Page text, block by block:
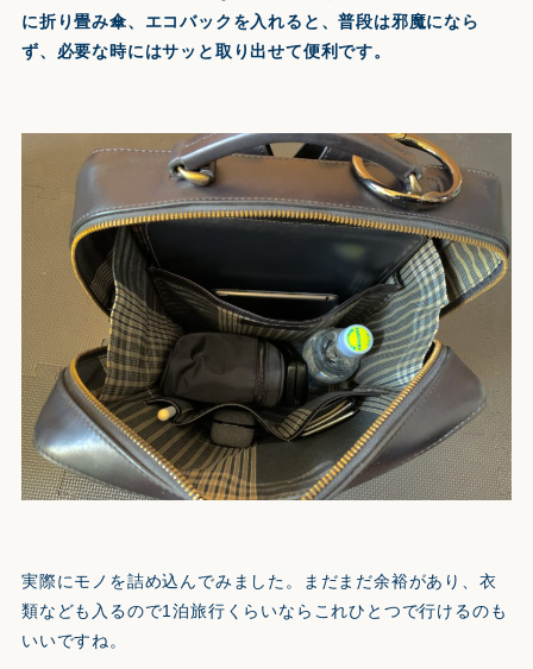
に折り畳み傘、エコバックを入れると、普段は邪魔になら
ず、必要な時にはサッと取り出せて便利です。
実際にモノを詰め込んでみました。まだまだ余裕があり、衣
類なども入るので1泊旅行くらいならこれひとつで行けるのも
いいですね。